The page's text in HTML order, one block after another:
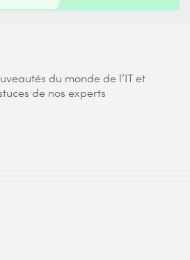
du monde de l’IT et
de nos experts